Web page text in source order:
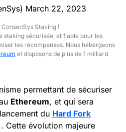
March 22, 2023
Staking !
staking sécurisée, et fiable pour les
les récompenses. Nous hébergeons
et disposons de plus de 1 milliard
permettant de sécuriser
Ethereum, et qui sera
du Hard Fork
Cette évolution majeure